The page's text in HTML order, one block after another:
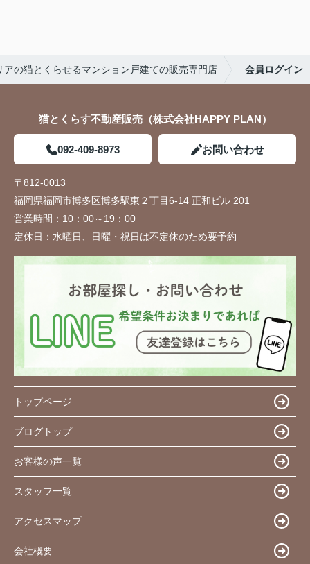
の猫とくらせるマンション戸建ての販売専門店 会員ログイン
猫とくらす不動産販売（株式会社HAPPY PLAN）
092-409-8973 お問い合わせ
〒812-0013
福岡県福岡市博多区博多駅東２丁目6-14 正和ビル 201
営業時間： 10：00～19：00
定休日： 水曜日、日曜・祝日は不定休のため要予約
トップページ
ブログトップ
お客様の声一覧
スタッフ一覧
アクセスマップ
会社概要